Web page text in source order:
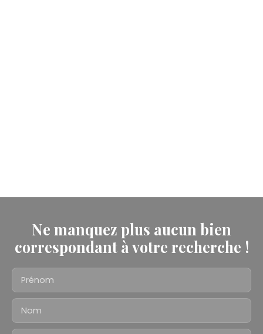
Ne manquez plus aucun bien
correspondant à votre recherche !
Prénom
Nom